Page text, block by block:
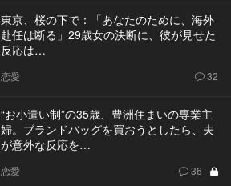
東京、桜の下で：「あなたのために、海外
赴任は断る」29歳女の決断に、彼が見せた
反応は…
恋愛 32
“お小遣い制”の35歳、豊洲住まいの専業主
婦。ブランドバッグを買おうとしたら、夫
が意外な反応を…
恋愛 36